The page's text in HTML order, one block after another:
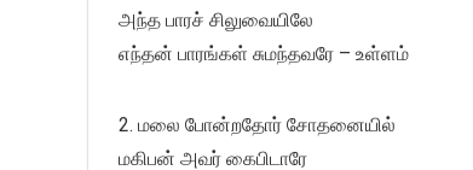
அந்த பாரச் சிலுவையிலே
எந்தன் பாரங்கள் சுமந்தவரே – உள்ளம்
2. மலை போன்றதோர் சோதனையில்
மகிபன் அவர் கைபிடாரே